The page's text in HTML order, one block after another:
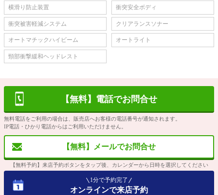
横滑り防止装置 衝突安全ボディ
衝突被害軽減システム クリアランスソナー
オートマチックハイビーム オートライト
頸部衝撃緩和ヘッドレスト
【無料】電話でお問合せ
無料電話をご利用の場合は、販売店へお客様の電話番号が通知されます。
IP電話・ひかり電話からはご利用いただけません。
【無料】メールでお問合せ
【無料予約】来店予約ボタンをタップ後、カレンダーから日時を選択してください
1分で予約完了
オンラインで来店予約